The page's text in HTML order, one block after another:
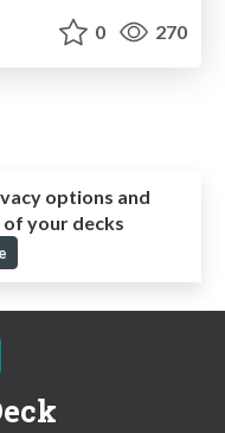
0 270
options and
of your decks